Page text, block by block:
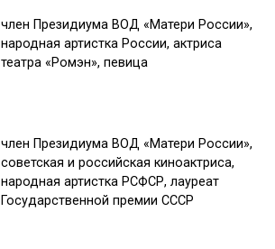
член Президиума ВОД «Матери России»,
народная артистка России, актриса
театра «Ромэн», певица
член Президиума ВОД «Матери России»,
советская и российская киноактриса,
народная артистка РСФСР, лауреат
Государственной премии СССР